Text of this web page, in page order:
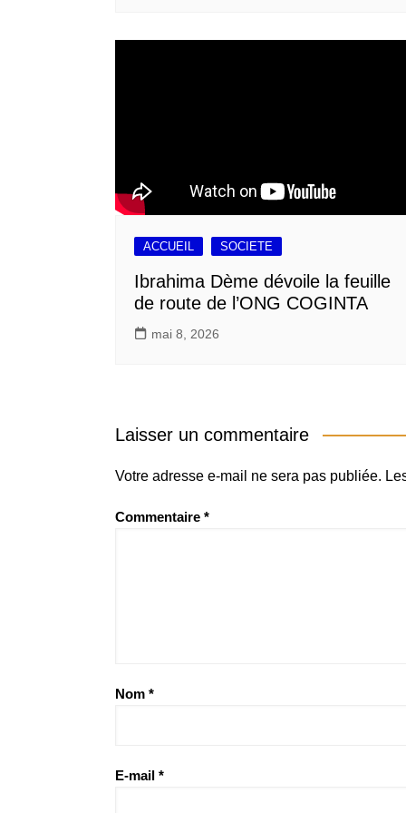
ACCUEIL SOCIETE
Ibrahima Dème dévoile la feuille
de route de l’ONG COGINTA
mai 8, 2026
Laisser un commentaire
Votre adresse e-mail ne sera pas publiée.
Commentaire *
Nom *
E-mail *